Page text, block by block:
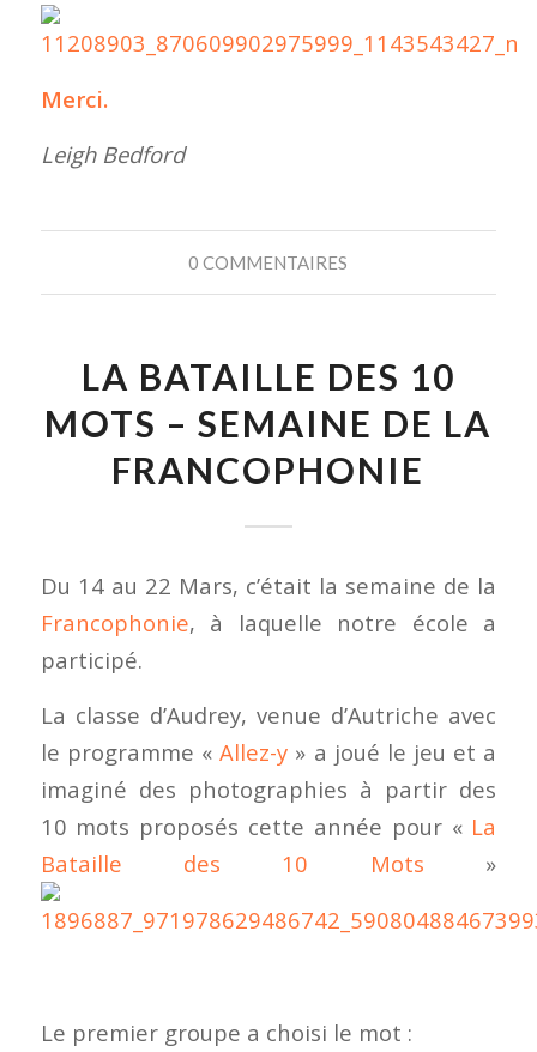
Merci.
Leigh Bedford
0 COMMENTAIRES
LA BATAILLE DES 10
MOTS – SEMAINE DE LA
FRANCOPHONIE
Du 14 au 22 Mars, c’était la semaine de la
Francophonie, à laquelle notre école a
participé.
La classe d’Audrey, venue d’Autriche avec
le programme «Allez-y » a joué le jeu et a
imaginé des photographies à partir des
10 mots proposés cette année pour « La
Bataille des 10 Mots »
Le premier groupe a choisi le mot :